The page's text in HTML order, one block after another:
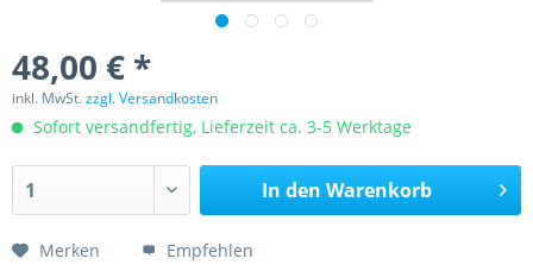
48,00 € *
inkl. MwSt.zzgl. Versandkosten
Sofort versandfertig, Lieferzeit ca. 3-5 Werktage
In den Warenkorb
Merken Empfehlen